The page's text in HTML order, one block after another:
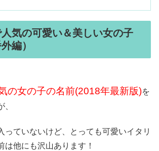
気の可愛い＆美しい女の子
編）
の女の子の名前(2018年最新版)を
っていないけど、とっても可愛いイタリ
は他にも沢山あります！